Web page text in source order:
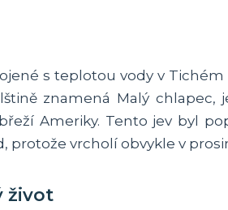
s teplotou vody v
znamená Malý chlapec,
Ameriky. Tento jev byl
protože vrcholí obvykle v
život